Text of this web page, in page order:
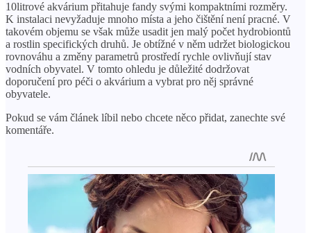
10litrové akvárium přitahuje fandy svými kompaktními rozměry.
K instalaci nevyžaduje mnoho místa a jeho čištění není pracné. V
takovém objemu se však může usadit jen malý počet hydrobiontů
a rostlin specifických druhů. Je obtížné v něm udržet biologickou
rovnováhu a změny parametrů prostředí rychle ovlivňují stav
vodních obyvatel. V tomto ohledu je důležité dodržovat
doporučení pro péči o akvárium a vybrat pro něj správné
obyvatele.
Pokud se vám článek líbil nebo chcete něco přidat, zanechte své
komentáře.